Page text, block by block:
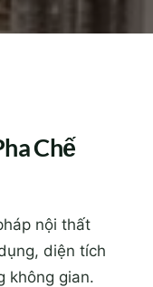
Chế
nội thất
diện tích
không gian.